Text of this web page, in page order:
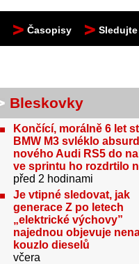
Časopisy
Bleskovky
Končící, morálně 6 let
BMW M3 svléklo
nového Audi RS5 do
ve sprintu ho rozdrtilo
před 2 hodinami
Je vtipné sledovat, jak
generace Z po letech
„elektrické výchovy”
najednou objevuje
kouzlo dieselů
včera